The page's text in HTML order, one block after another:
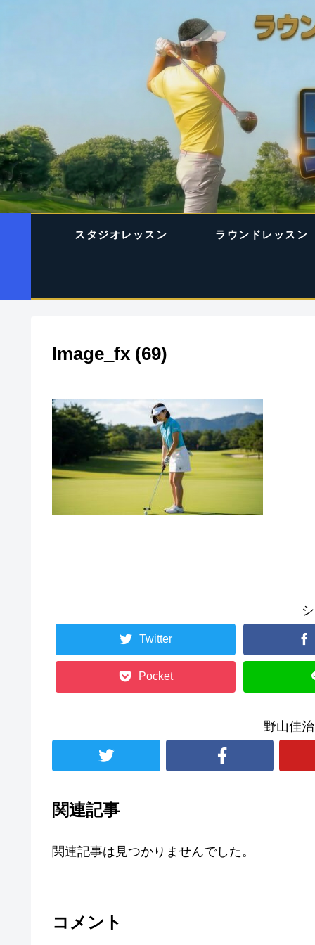
スタジオレッスン ラウンドレッスン
Image_fx (69)
Twitter
Pocket
野山佳
関連記事
関連記事は見つかりませんでした。
コメント